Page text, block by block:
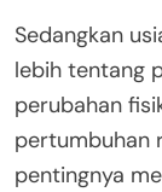
Sedangkan
lebih tentang
perubahan
pertumbuhan
pentingnya